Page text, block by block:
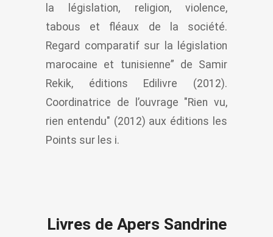
la législation, religion, violence,
tabous et fléaux de la société.
Regard comparatif sur la législation
marocaine et tunisienne” de Samir
Rekik, éditions Edilivre (2012).
Coordinatrice de l’ouvrage "Rien vu,
rien entendu" (2012) aux éditions les
Points sur les i.
Livres de Apers Sandrine